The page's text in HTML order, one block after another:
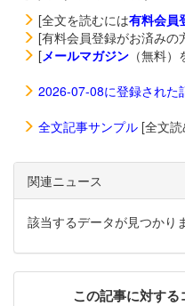
[全文を読むには有料会員
[有料会員登録がお済みの
[メールマガジン （無料
2026-07-08に登録された
全文記事サンプル [全文
関連ニュース
該当するデータが見つかり
この記事に対す